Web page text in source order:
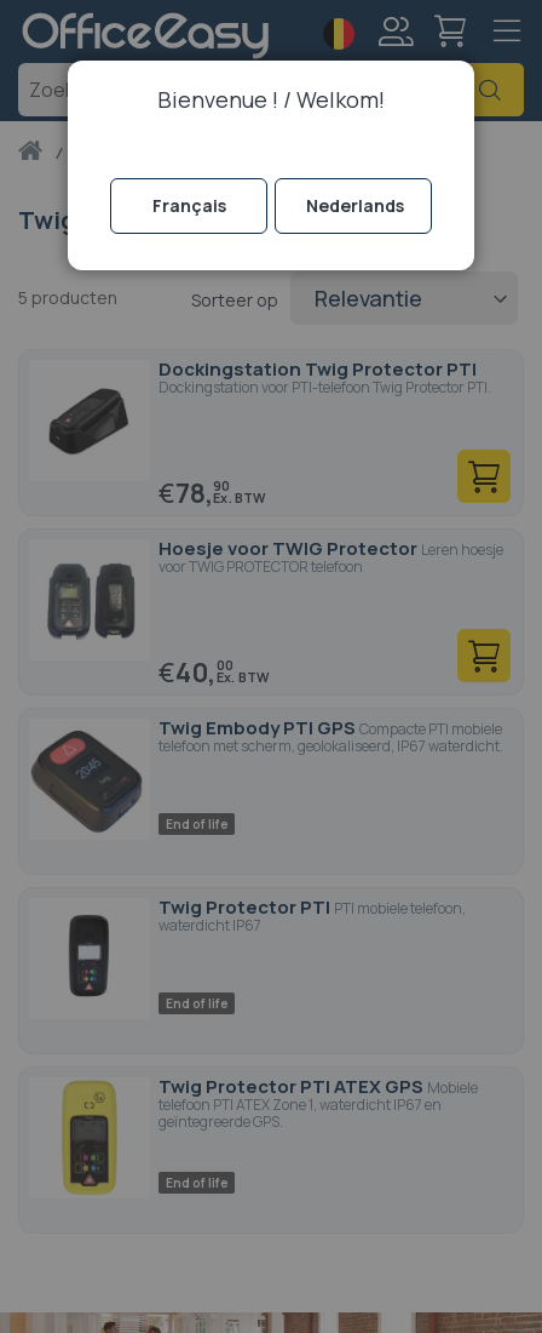
Taal
Zoek
Thuis
Twig
5 producten Sorteer op
Dockingstation Twig Protector PTI
Dockingstation voor PTI-telefoon Twig Protector PTI.
€78,90
Hoesje voor TWIG Protector Leren hoesje
voor TWIG PROTECTOR telefoon
€40,00
Twig Embody PTI GPS Compacte PTI mobiele
telefoon met scherm, geolokaliseerd, IP67 waterdicht.
End of life
Twig Protector PTI PTI mobiele telefoon,
waterdicht IP67
End of life
Twig Protector PTI ATEX GPS Mobiele
telefoon PTI ATEX Zone 1, waterdicht IP67 en
geïntegreerde GPS.
End of life
Bienvenue ! / Welkom!
Français Nederlands